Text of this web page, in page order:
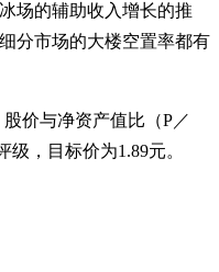
场的辅助收入增长的推
分市场的大楼空置率都有
价与净资产值比（P／
，目标价为1.89元。